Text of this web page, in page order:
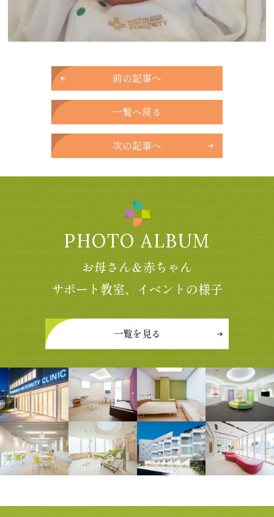
前の記事へ
一覧へ戻る
次の記事へ
PHOTO ALBUM
お母さん＆赤ちゃん
サポート教室、イベントの様子
一覧を見る